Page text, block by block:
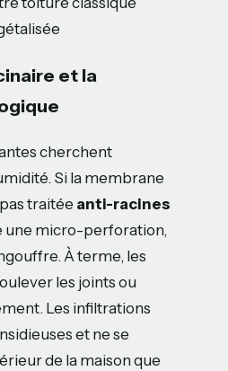
et la
cherchent
Si la membrane
traitée anti-racines
une micro-perforation,
À terme, les
les joints ou
Les infiltrations
et ne se
de la maison que